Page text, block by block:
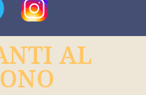
AL